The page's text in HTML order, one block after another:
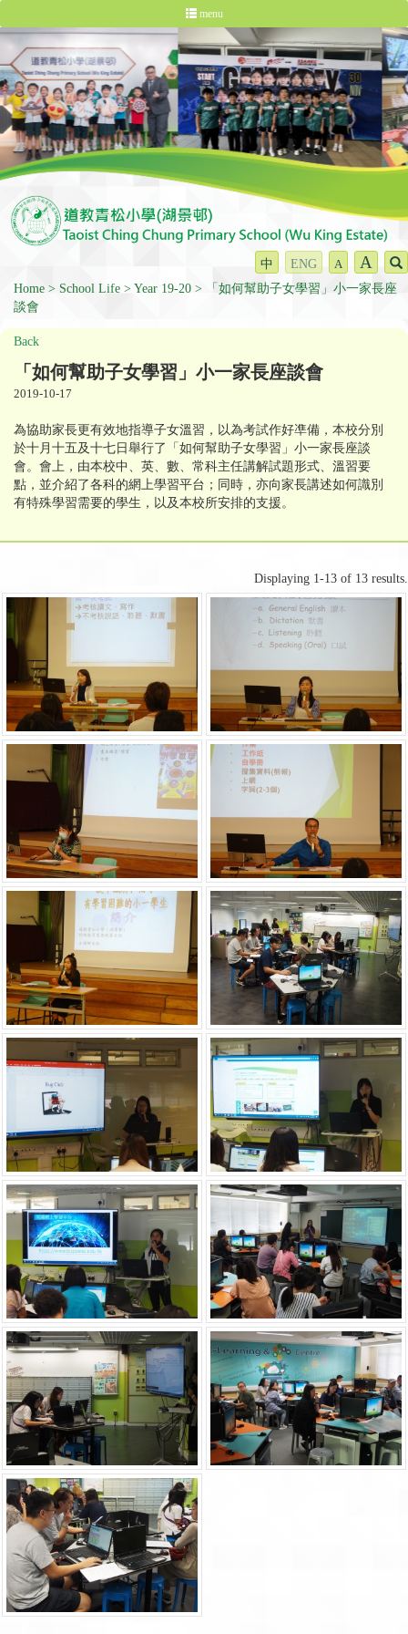
menu
中 ENG A A
Home School Life Year 19-20
「如何幫助子女學習」小一家長座
談會
Back
「如何幫助子女學習」小一家長座談會
2019-10-17
為協助家長更有效地指導子女溫習，以為考試作好凖備，本校分別
於十月十五及十七日舉行了「如何幫助子女學習」小一家長座談
會。會上，由本校中、英、數、常科主任講解試題形式、溫習要
點，並介紹了各科的網上學習平台；同時，亦向家長講述如何識別
有特殊學習需要的學生，以及本校所安排的支援。
Displaying 1-13 of 13 results.